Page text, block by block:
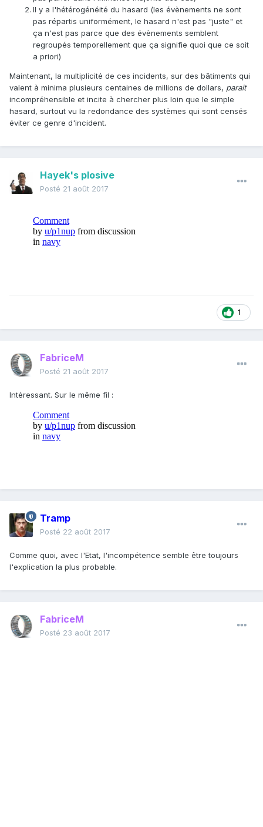
Il y a l'hétérogénéité du hasard (les évènements ne sont
pas répartis uniformément, le hasard n'est pas "juste" et
ça n'est pas parce que des évènements semblent
regroupés temporellement que ça signifie quoi que ce soit
a priori)
Maintenant, la multiplicité de ces incidents, sur des bâtiments qui
valent à minima plusieurs centaines de millions de dollars, parait
incompréhensible et incite à chercher plus loin que le simple
hasard, surtout vu la redondance des systèmes qui sont censés
éviter ce genre d'incident.
Hayek's plosive
Posté 21 août 2017
1
FabriceM
Posté 21 août 2017
Intéressant. Sur le même fil :
Tramp
Posté 22 août 2017
Comme quoi, avec l'Etat, l'incompétence semble être toujours
l'explication la plus probable.
FabriceM
Posté 23 août 2017